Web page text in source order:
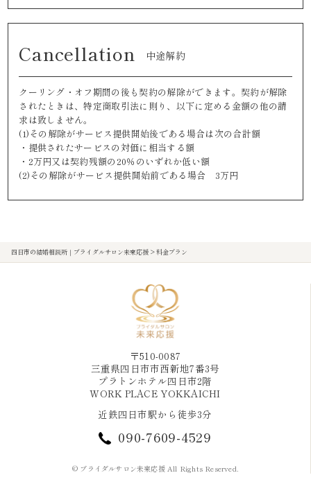
Cancellation 中途解約
クーリング・オフ期間の後も契約の解除ができます。契約が解除
されたときは、特定商取引法に則り、以下に定める金額の他の請
求は致しません。
(1)その解除がサービス提供開始後である場合は次の合計額
・提供されたサービスの対価に相当する額
・2万円又は契約残額の20％のいずれか低い額
(2)その解除がサービス提供開始前である場合 3万円
四日市の結婚相談所｜ブライダルサロン未来応援>料金プラン
〒510-0087
三重県四日市市西新地7番3号
プラトンホテル四日市2階
WORK PLACE YOKKAICHI
近鉄四日市駅から徒歩3分
090-7609-4529
© ブライダルサロン未来応援 All Rights Reserved.